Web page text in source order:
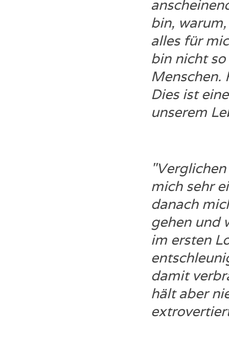
bin,
alles für
bin nicht
Menschen.
Dies ist
unserem
mich sehr
danach
gehen und
im ersten
damit
hält aber